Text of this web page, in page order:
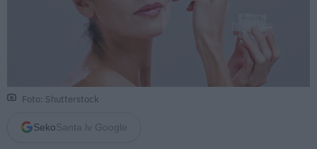
Foto: Shutterstock
Seko Santa.lv Google